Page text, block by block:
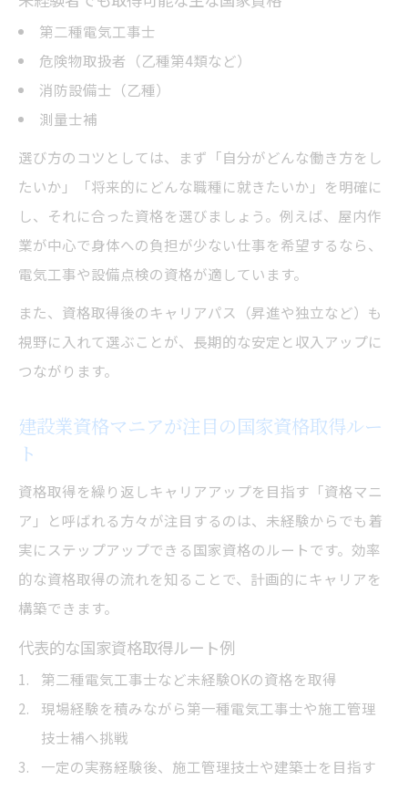
第二種電気工事士
危険物取扱者（乙種第4類など）
消防設備士（乙種）
測量士補
選び方のコツとしては、まず「自分がどんな働き方をし
たいか」「将来的にどんな職種に就きたいか」を明確に
し、それに合った資格を選びましょう。例えば、屋内作
業が中心で身体への負担が少ない仕事を希望するなら、
電気工事や設備点検の資格が適しています。
また、資格取得後のキャリアパス（昇進や独立など）も
視野に入れて選ぶことが、長期的な安定と収入アップに
つながります。
建設業資格マニアが注目の国家資格取得ルー
ト
資格取得を繰り返しキャリアアップを目指す「資格マニ
ア」と呼ばれる方々が注目するのは、未経験からでも着
実にステップアップできる国家資格のルートです。効率
的な資格取得の流れを知ることで、計画的にキャリアを
構築できます。
代表的な国家資格取得ルート例
第二種電気工事士など未経験OKの資格を取得
現場経験を積みながら第一種電気工事士や施工管理
技士補へ挑戦
一定の実務経験後、施工管理技士や建築士を目指す